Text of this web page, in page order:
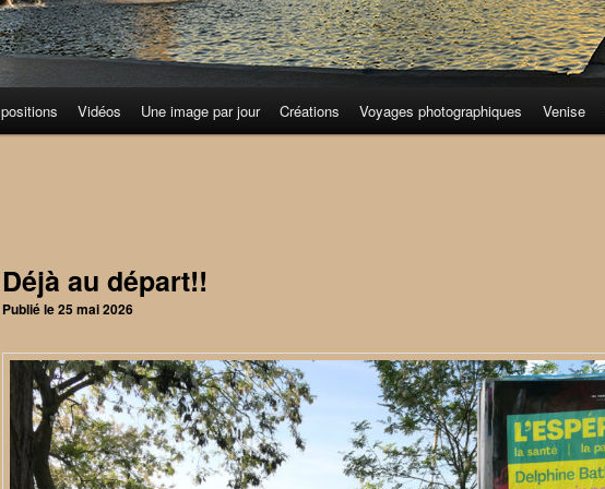
Vidéos Une image par jour Créations Voyages photographiques Venise
Déjà au départ!!
Publié le25 mai 2026